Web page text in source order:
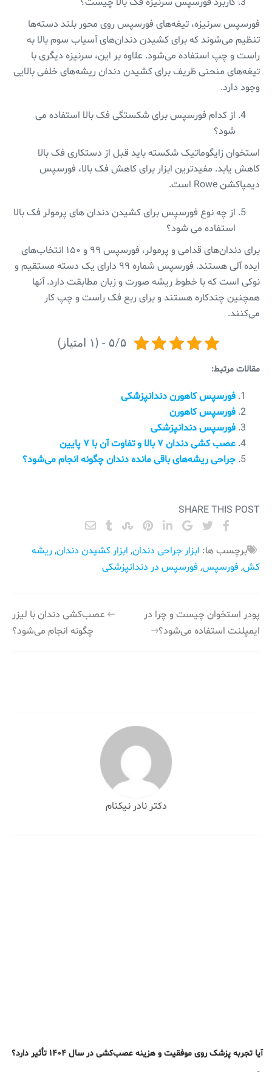
فورسپس سرنیزه، تیغه‌های فورسپس روی محور بلند دسته‌ها
تنظیم می‌شوند که برای کشیدن دندان‌های آسیاب سوم بالا به
راست و چپ استفاده می‌شود. علاوه بر این، سرنیزه دیگری با
تیغه‌های منحنی ظریف برای کشیدن دندان ریشه‌های خلفی بالایی
وجود دارد.
از کدام فورسپس برای شکستگی فک بالا استفاده می
‌شود؟
استخوان زایگوماتیک شکسته باید قبل از دستکاری فک بالا
کاهش یابد. مفیدترین ابزار برای کاهش فک بالا، فورسپس
دیمپاکشن Rowe است.
از چه نوع فورسپس برای کشیدن دندان های پرمولر فک بالا
استفاده می شود؟
برای دندان‌های قدامی و پرمولر، فورسپس ۹۹ و ۱۵۰ انتخاب‌های
ایده آلی هستند. فورسپس شماره ۹۹ دارای یک دسته مستقیم و
نوکی است که با خطوط ریشه صورت و زبان مطابقت دارد. آنها
همچنین چندکاره هستند و برای ربع فک راست و چپ کار
می‌کنند.
۵/۵ - (۱ امتیاز)
مقالات مرتبط:
فورسپس کاهورن دندانپزشکی
فورسپس کاهورن
فورسپس دندانپزشکی
عصب کشی دندان ۷ بالا و تفاوت آن با ۷ پایین
جراحی ریشه‌های باقی مانده دندان چگونه انجام می‌شود؟
SHARE THIS POST
برچسب ها: ابزار جراحی دندان, ابزار کشیدن دندان,ریشه
کش, فورسپس, فورسپس در دندانپزشکی
راهبری
عصب‌کشی دندان با لیزر
چگونه انجام می‌شود؟
پودر استخوان چیست و چرا در
ایمپلنت استفاده می‌شود؟
دکتر نادر نیکنام
آیا تجربه پزشک روی موفقیت و هزینه عصب‌کشی در سال ۱۴۰۴ تأثیر دارد؟